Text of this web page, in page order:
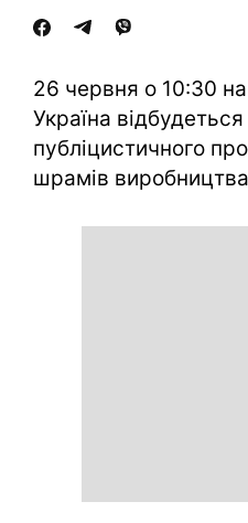
26 червня о 10:30 на
Україна
публіцистичного
шрамів